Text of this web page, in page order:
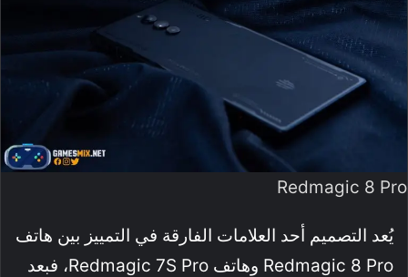
Redmagic 8 Pro
يُعد التصميم أحد العلامات الفارقة في التمييز بين هاتف
Redmagic 8 Pro وهاتف Redmagic 7S Pro، فبعد